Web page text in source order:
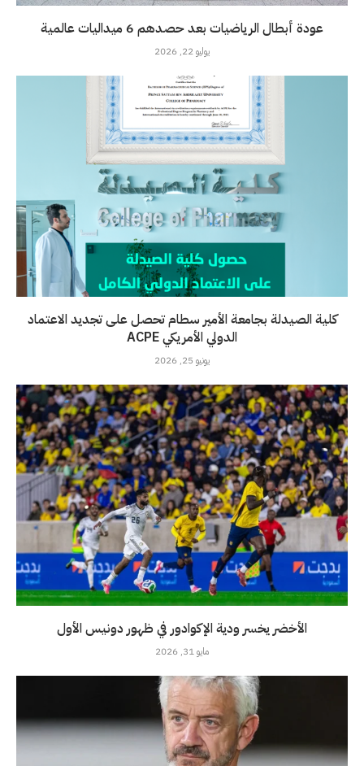
عودة أبطال الرياضيات بعد حصدهم 6 ميداليات عالمية
يوليو 22, 2026
كلية الصيدلة بجامعة الأمير سطام تحصل على تجديد الاعتماد
الدولي الأمريكي ACPE
يونيو 25, 2026
الأخضر يخسر ودية الإكوادور في ظهور دونيس الأول
مايو 31, 2026